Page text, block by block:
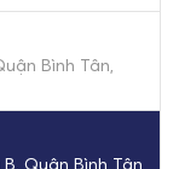
Bình Tân,
Quận Bình Tân